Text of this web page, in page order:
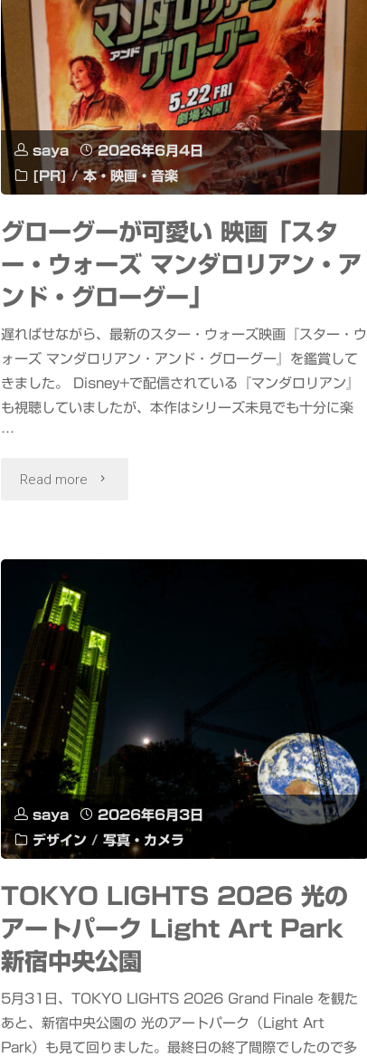
saya
2026年6月4日
[PR] / 本・映画・音楽
グローグーが可愛い 映画「スタ
ー・ウォーズ マンダロリアン・ア
ンド・グローグー」
遅ればせながら、最新のスター・ウォーズ映画『スター・ウ
ォーズ マンダロリアン・アンド・グローグー』を鑑賞して
きました。 Disney+で配信されている『マンダロリアン』
も視聴していましたが、本作はシリーズ未見でも十分に楽
…
Read more "グ
ー
ー
が
可
愛
い
映
画
「ス
タ
ー・
ウ
saya
2026年6月3日
デザイン / 写真・カメラ
TOKYO LIGHTS 2026 光の
アートパーク Light Art Park
新宿中央公園
5月31日、TOKYO LIGHTS 2026 Grand Finale を観た
あと、新宿中央公園の 光のアートパーク（Light Art
Park）も見て回りました。最終日の終了間際でしたので多